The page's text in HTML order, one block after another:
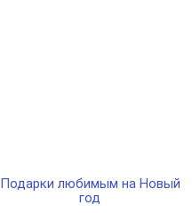
Подарки любимым на Новый
год